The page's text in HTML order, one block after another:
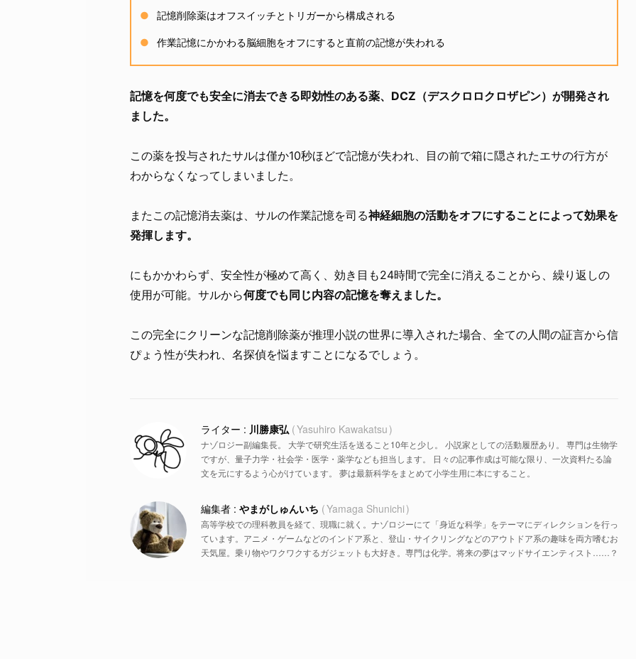
記憶削除薬はオフスイッチとトリガーから構成される
作業記憶にかかわる脳細胞をオフにすると直前の記憶が失われる
記憶を何度でも安全に消去できる即効性のある薬、DCZ（デスクロロクロザピン）が開発され
ました。
この薬を投与されたサルは僅か10秒ほどで記憶が失われ、目の前で箱に隠されたエサの行方が
わからなくなってしまいました。
またこの記憶消去薬は、サルの作業記憶を司る神経細胞の活動をオフにすることによって効果を
発揮します。
にもかかわらず、安全性が極めて高く、効き目も24時間で完全に消えることから、繰り返しの
使用が可能。サルから何度でも同じ内容の記憶を奪えました。
この完全にクリーンな記憶削除薬が推理小説の世界に導入された場合、全ての人間の証言から信
ぴょう性が失われ、名探偵を悩ますことになるでしょう。
川勝康弘 Yasuhiro Kawakatsu
ナゾロジー副編集長。 大学で研究生活を送ること10年と少し。 小説家としての活動履歴あり。 専門は生物学
ですが、量子力学・社会学・医学・薬学なども担当します。 日々の記事作成は可能な限り、一次資料たる論
文を元にするよう心がけています。 夢は最新科学をまとめて小学生用に本にすること。
やまがしゅんいち Yamaga Shunichi
高等学校での理科教員を経て、現職に就く。ナゾロジーにて「身近な科学」をテーマにディレクションを行っ
ています。アニメ・ゲームなどのインドア系と、登山・サイクリングなどのアウトドア系の趣味を両方嗜むお
天気屋。乗り物やワクワクするガジェットも大好き。専門は化学。将来の夢はマッドサイエンティスト……？